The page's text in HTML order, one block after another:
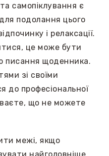
самопіклування є
подолання цього
і релаксації.
це може бути
писання щоденника.
зі своїми
до професіональної
що не можете
межі, якщо